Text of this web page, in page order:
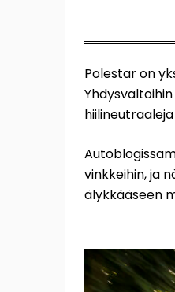
Polestar on
vinkkeihin, ja
älykkääseen